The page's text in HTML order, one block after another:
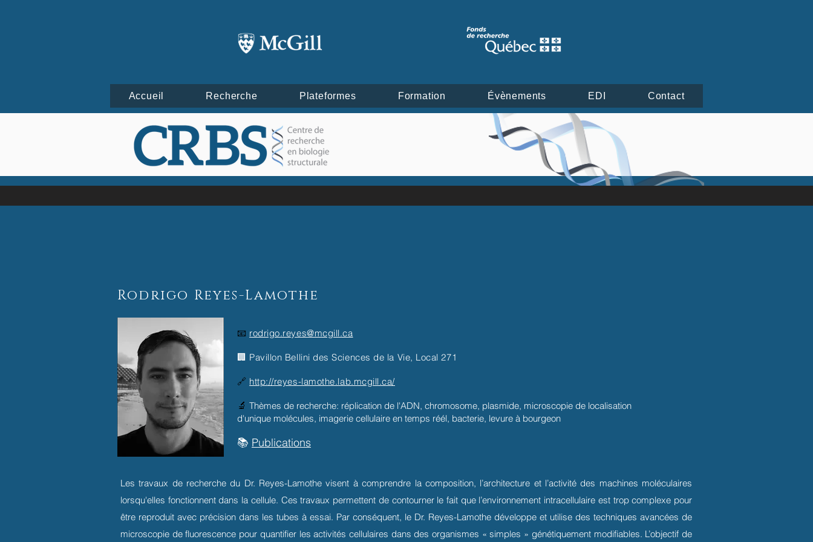
Accueil Recherche Plateformes Formation Évènements EDI Contact
Rodrigo Reyes-Lamothe
📧 rodrigo.reyes@mcgill.ca
🏢 Pavillon Bellini des Sciences de la Vie, Local 271
🔗 http://reyes-lamothe.lab.mcgill.ca/
🔬 Thèmes de recherche: réplication de l'ADN, chromosome, plasmide, microscopie de localisation
d'unique molécules, imagerie cellulaire en temps réél, bacterie, levure à bourgeon
📚 Publications
Les travaux de recherche du Dr. Reyes-Lamothe visent à comprendre la composition, l’architecture et l’activité des machines moléculaires
lorsqu'elles fonctionnent dans la cellule. Ces travaux permettent de contourner le fait que l’environnement intracellulaire est trop complexe pour
être reproduit avec précision dans les tubes à essai. Par conséquent, le Dr. Reyes-Lamothe développe et utilise des techniques avancées de
microscopie de fluorescence pour quantifier les activités cellulaires dans des organismes « simples » génétiquement modifiables. L’objectif de